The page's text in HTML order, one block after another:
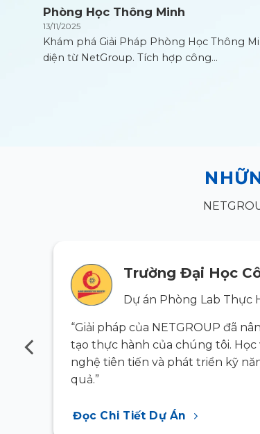
Phòng Học Thông Minh
13/11/2025
Khám phá Giải Pháp Phòng Học Thông
diện từ NetGroup. Tích hợp công...
Trường Đại Học
Dự án Phòng Lab Thực
“Giải pháp của NETGROUP đã
tạo thực hành của chúng tôi. Học
nghệ tiên tiến và phát triển kỹ
quả.”
Đọc Chi Tiết Dự Án